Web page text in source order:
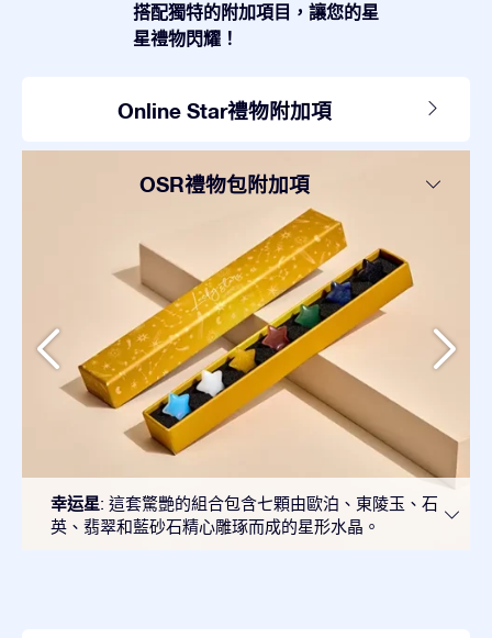
搭配獨特的附加項目，讓您的星
星禮物閃耀！
Online Star禮物附加項
OSR禮物包附加項
幸运星: 這套驚艷的組合包含七顆由歐泊、東陵玉、石
英、翡翠和藍砂石精心雕琢而成的星形水晶。